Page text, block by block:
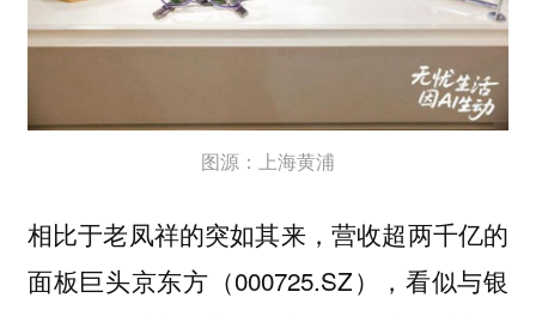
图源：上海黄浦
相比于老凤祥的突如其来，营收超两千亿的
面板巨头京东方（000725.SZ），看似与银